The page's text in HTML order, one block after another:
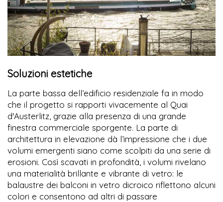
Soluzioni estetiche
La parte bassa dell’edificio residenziale fa in modo
che il progetto si rapporti vivacemente al Quai
d'Austerlitz, grazie alla presenza di una grande
finestra commerciale sporgente. La parte di
architettura in elevazione dà l’impressione che i due
volumi emergenti siano come scolpiti da una serie di
erosioni. Così scavati in profondità, i volumi rivelano
una materialità brillante e vibrante di vetro: le
balaustre dei balconi in vetro dicroico riflettono alcuni
colori e consentono ad altri di passare